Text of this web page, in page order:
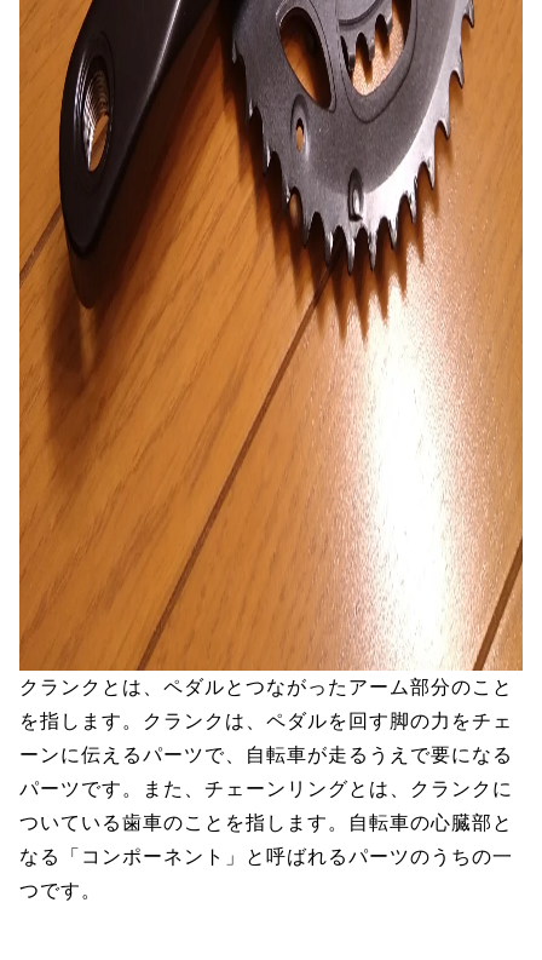
クランクとは、ペダルとつながったアーム部分のこと
を指します。クランクは、ペダルを回す脚の力をチェ
ーンに伝えるパーツで、自転車が走るうえで要になる
パーツです。また、チェーンリングとは、クランクに
ついている歯車のことを指します。自転車の心臓部と
なる「コンポーネント」と呼ばれるパーツのうちの一
つです。